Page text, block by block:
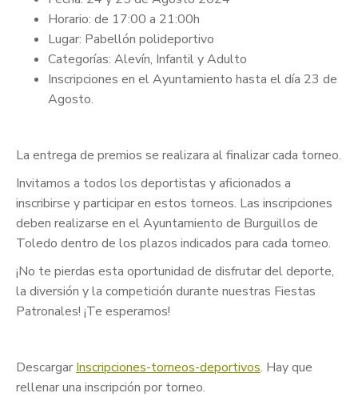
Horario: de 17:00 a 21:00h
Lugar: Pabellón polideportivo
Categorías: Alevín, Infantil y Adulto
Inscripciones en el Ayuntamiento hasta el día 23 de
Agosto.
La entrega de premios se realizara al finalizar cada torneo.
Invitamos a todos los deportistas y aficionados a
inscribirse y participar en estos torneos. Las inscripciones
deben realizarse en el Ayuntamiento de Burguillos de
Toledo dentro de los plazos indicados para cada torneo.
¡No te pierdas esta oportunidad de disfrutar del deporte,
la diversión y la competición durante nuestras Fiestas
Patronales! ¡Te esperamos!
Descargar Inscripciones-torneos-deportivos. Hay que
rellenar una inscripción por torneo.